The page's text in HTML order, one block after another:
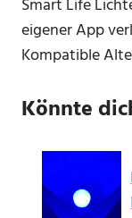
Smart Life
eigener App
Kompatible
Könnte